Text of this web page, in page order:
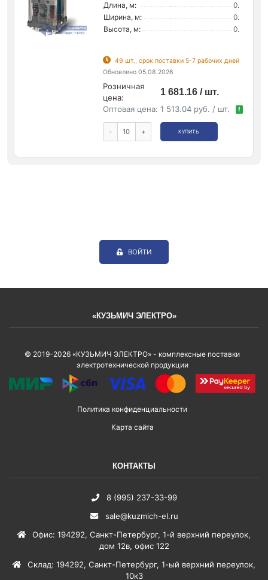
Длина, м:
0.
Ширина, м:
0.
Высота, м:
0.
49 шт., срок поставки 5-7 рабочих дней
Обновлено 05.08.2026
Розничная
цена:
1 681.16 / шт.
Оптовая цена: 1 513.04 руб. / шт. !
- + КУПИТЬ
ВОЙТИ
«КУЗЬМИЧ ЭЛЕКТРО»
© 2019–2026 «КУЗЬМИЧ ЭЛЕКТРО» - комплексные поставки
электротехнической продукции
Политика конфиденциальности
Карта сайта
КОНТАКТЫ
8 (995) 237-33-99
sale@kuzmich-el.ru
Офис: 194292, Санкт-Петербург, 1-й верхний переулок,
дом 12в, офис 122
Склад: 194292, Санкт-Петербург, 1-ый верхний переулок,
10к3